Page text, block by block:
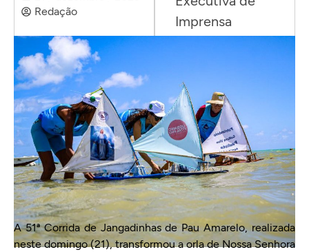
Redação
Imprensa
A 51ª Corrida de Jangadinhas de Pau Amarelo, realizada
neste domingo (21), transformou a orla de Nossa Senhora